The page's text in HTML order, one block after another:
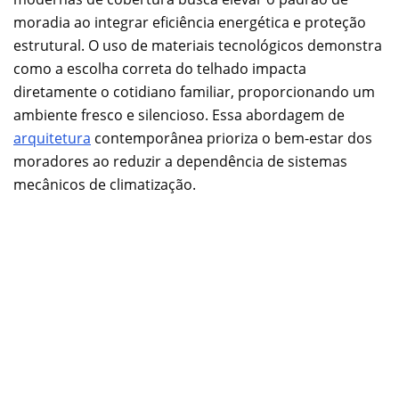
moradia ao integrar eficiência energética e proteção
estrutural. O uso de materiais tecnológicos demonstra
como a escolha correta do telhado impacta
diretamente o cotidiano familiar, proporcionando um
ambiente fresco e silencioso. Essa abordagem de
arquitetura contemporânea prioriza o bem-estar dos
moradores ao reduzir a dependência de sistemas
mecânicos de climatização.